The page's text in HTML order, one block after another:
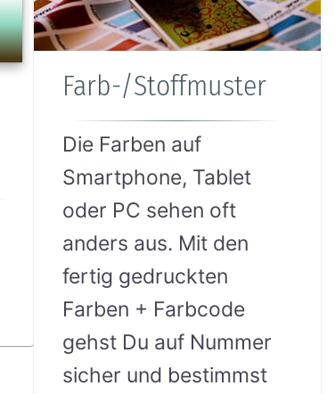
Farb-/Stoffmuster
Die Farben auf
Smartphone, Tablet
oder PC sehen oft
anders aus. Mit den
fertig gedruckten
Farben + Farbcode
gehst Du auf Nummer
sicher und bestimmst